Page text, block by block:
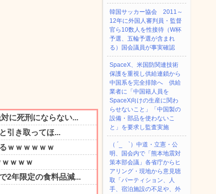
韓国サッカー協会 2011～
12年に外国人審判員・監督
官ら10数人を性接待（W杯
予選、五輪予選が含まれ
る）国会議員が事実確認
SpaceX、米国防関連技術
保護を重視し供給連鎖から
中国系を完全排除へ 供給
業者に「中国籍人員を
SpaceX向けの生産に関わ
らせないこと」「中国製の
設備・部品を使わないこ
と」を要求し監査実施
（ ´_ゝ`）中道・立憲・公
明、国会内で「熊本地震対
策本部会議」各省庁からヒ
アリング・現地から意見聴
取「パーティション、人
手、宿泊施設の不足や、外